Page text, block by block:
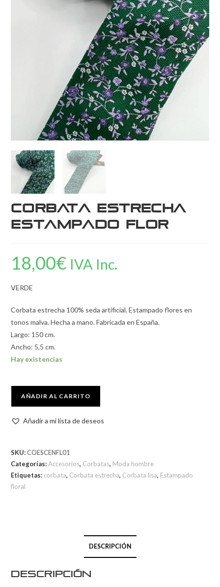
Corbata estrecha
estampado flor
18,00€ IVA Inc.
VERDE
Corbata estrecha 100% seda artificial. Estampado flores en
tonos malva. Hecha a mano. Fabricada en España.
Largo: 150 cm.
Ancho: 5,5 cm.
Hay existencias
AÑADIR AL CARRITO
Añadir a mi lista de deseos
SKU:COESCENFL01
Categorías:Accesorios, Corbatas, Moda hombre
Etiquetas: corbata, Corbata estrecha, Corbata lisa, Estampado
floral
DESCRIPCIÓN
Descripción